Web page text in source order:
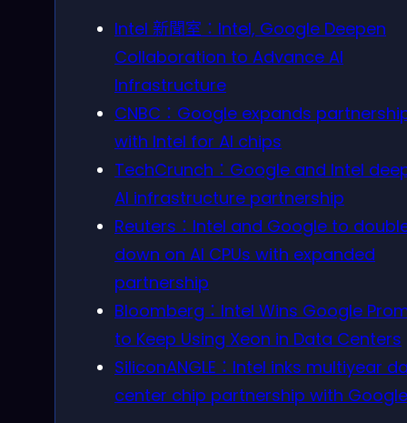
Intel 新聞室：Intel, Google Deepen
Collaboration to Advance AI
Infrastructure
CNBC：Google expands
with Intel for AI chips
TechCrunch：Google and Intel
AI infrastructure partnership
Reuters：Intel and Google to
down on AI CPUs with expanded
partnership
Bloomberg：Intel Wins Google
to Keep Using Xeon in Data Centers
SiliconANGLE：Intel inks multiyear
center chip partnership with Google